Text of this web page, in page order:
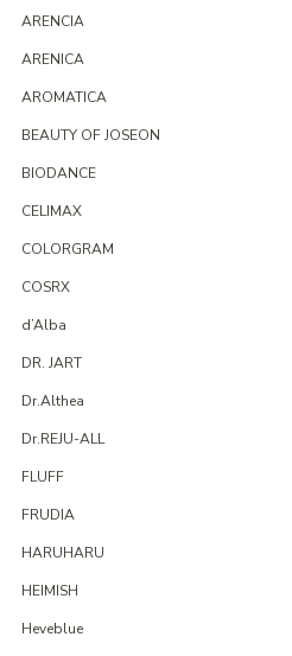
ARENCIA
ARENICA
AROMATICA
BEAUTY OF JOSEON
BIODANCE
CELIMAX
COLORGRAM
COSRX
d’Alba
DR. JART
Dr.Althea
Dr.REJU-ALL
FLUFF
FRUDIA
HARUHARU
HEIMISH
Heveblue